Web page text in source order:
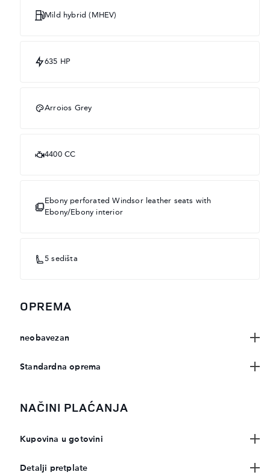
Mild hybrid (MHEV)
635 HP
Arroios Grey
4400 CC
Ebony perforated Windsor leather seats with
Ebony/Ebony interior
5 sedišta
OPREMA
neobavezan
Standardna oprema
NAČINI PLAĆANJA
Kupovina u gotovini
Detalji pretplate